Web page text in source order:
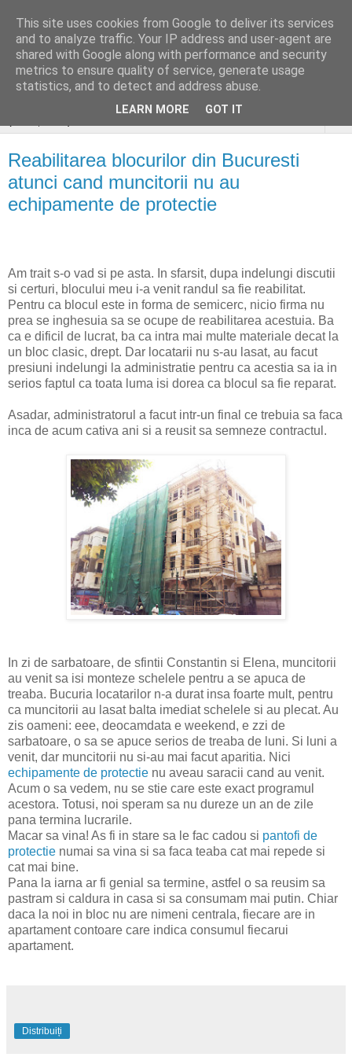
stiri si gânduri sociale
aleatoare..
Reabilitarea blocurilor din Bucuresti
atunci cand muncitorii nu au
echipamente de protectie
Am trait s-o vad si pe asta. In sfarsit, dupa indelungi discutii
si certuri, blocului meu i-a venit randul sa fie reabilitat.
Pentru ca blocul este in forma de semicerc, nicio firma nu
prea se inghesuia sa se ocupe de reabilitarea acestuia. Ba
ca e dificil de lucrat, ba ca intra mai multe materiale decat la
un bloc clasic, drept. Dar locatarii nu s-au lasat, au facut
presiuni indelungi la administratie pentru ca acestia sa ia in
serios faptul ca toata luma isi dorea ca blocul sa fie reparat.
Asadar, administratorul a facut intr-un final ce trebuia sa faca
inca de acum cativa ani si a reusit sa semneze contractul.
In zi de sarbatoare, de sfintii Constantin si Elena, muncitorii
au venit sa isi monteze schelele pentru a se apuca de
treaba. Bucuria locatarilor n-a durat insa foarte mult, pentru
ca muncitorii au lasat balta imediat schelele si au plecat. Au
zis oameni: eee, deocamdata e weekend, e zzi de
sarbatoare, o sa se apuce serios de treaba de luni. Si luni a
venit, dar muncitorii nu si-au mai facut aparitia. Nici
echipamente de protectie nu aveau saracii cand au venit.
Acum o sa vedem, nu se stie care este exact programul
acestora. Totusi, noi speram sa nu dureze un an de zile
pana termina lucrarile.
Macar sa vina! As fi in stare sa le fac cadou si pantofi de
protectie numai sa vina si sa faca teaba cat mai repede si
cat mai bine.
Pana la iarna ar fi genial sa termine, astfel o sa reusim sa
pastram si caldura in casa si sa consumam mai putin. Chiar
daca la noi in bloc nu are nimeni centrala, fiecare are in
apartament contoare care indica consumul fiecarui
apartament.
Distribuiți
This site uses cookies from Google to deliver its services
and to analyze traffic. Your IP address and user-agent are
shared with Google along with performance and security
metrics to ensure quality of service, generate usage
statistics, and to detect and address abuse.
LEARN MORE GOT IT